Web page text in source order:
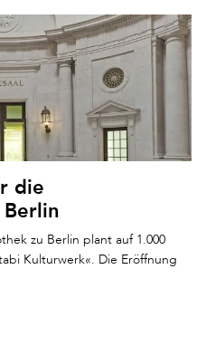
die
zu Berlin plant auf 1.000
Kulturwerk«. Die Eröffnung